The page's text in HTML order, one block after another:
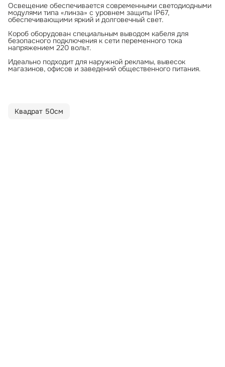
Освещение обеспечивается современными светодиодными
модулями типа «линза» с уровнем защиты IP67,
обеспечивающими яркий и долговечный свет.
Короб оборудован специальным выводом кабеля для
безопасного подключения к сети переменного тока
напряжением 220 вольт.
Идеально подходит для наружной рекламы, вывесок
магазинов, офисов и заведений общественного питания.
Квадрат 50см